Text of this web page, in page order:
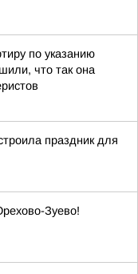
по указанию
что так она
праздник для
Зуево!